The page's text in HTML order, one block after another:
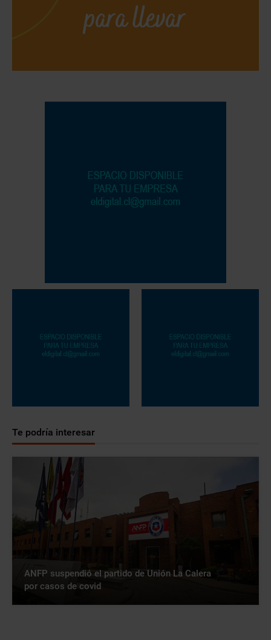
Te podría interesar
ANFP suspendió el partido de Unión La Calera
por casos de covid